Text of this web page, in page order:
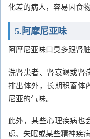
化差的病人，容易因食
5.阿摩尼亚味
阿摩尼亚味口臭多跟肾
洗肾患者、肾衰竭或肾
排出体外，长期积蓄体
尼亚的气味。
此外，某些心理疾病也
虑、失眠或某些精神疾病